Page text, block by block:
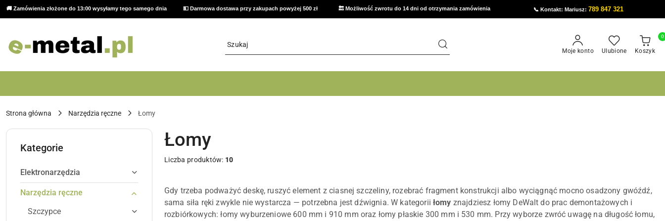
🚚 Zamówienia złożone do 13:00 wysyłamy tego samego dnia 💵 Darmowa dostawa przy zakupach powyżej 500 zł 🔙 Możliwość zwrotu do 14 dni od otrzymania zamówienia 📞 Kontakt: Mariusz:789 847 321
Moje konto Ulubione Koszyk
0
Strona główna Narzędzia ręczne Łomy
Kategorie
Elektronarzędzia
Narzędzia ręczne
Szczypce
Łomy
Liczba produktów: 10
Gdy trzeba podważyć deskę, ruszyć element z ciasnej szczeliny, rozebrać fragment konstrukcji albo wyciągnąć mocno osadzony gwóźdź,
sama siła ręki zwykle nie wystarcza — potrzebna jest dźwignia. W kategoriiłomy znajdziesz łomy DeWalt do prac demontażowych i
rozbiórkowych: łomy wyburzeniowe 600 mm i 910 mm oraz łomy płaskie 300 mm i 530 mm. Przy wyborze zwróć uwagę na długość łomu,